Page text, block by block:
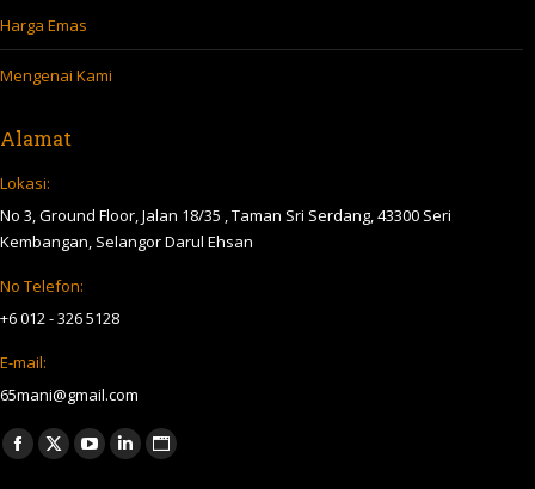
Harga Emas
Mengenai Kami
Alamat
Lokasi:
No 3, Ground Floor, Jalan 18/35 , Taman Sri Serdang, 43300 Seri
Kembangan, Selangor Darul Ehsan
No Telefon:
+6 012 - 326 5128
E-mail:
65mani@gmail.com
Find us on:
Facebook
X
YouTube
LinkedinWebsite